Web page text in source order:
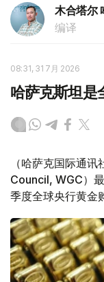
木合塔尔
编译
08:31, 31 7月 2026
哈萨克斯坦是
（哈萨克国际通
Council, WGC）
季度全球央行黄金